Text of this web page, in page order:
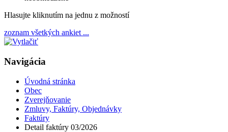
Hlasujte kliknutím na jednu z možností
zoznam všetkých ankiet ...
Navigácia
Úvodná stránka
Obec
Zverejňovanie
Zmluvy, Faktúry, Objednávky
Faktúry
Detail faktúry 03/2026